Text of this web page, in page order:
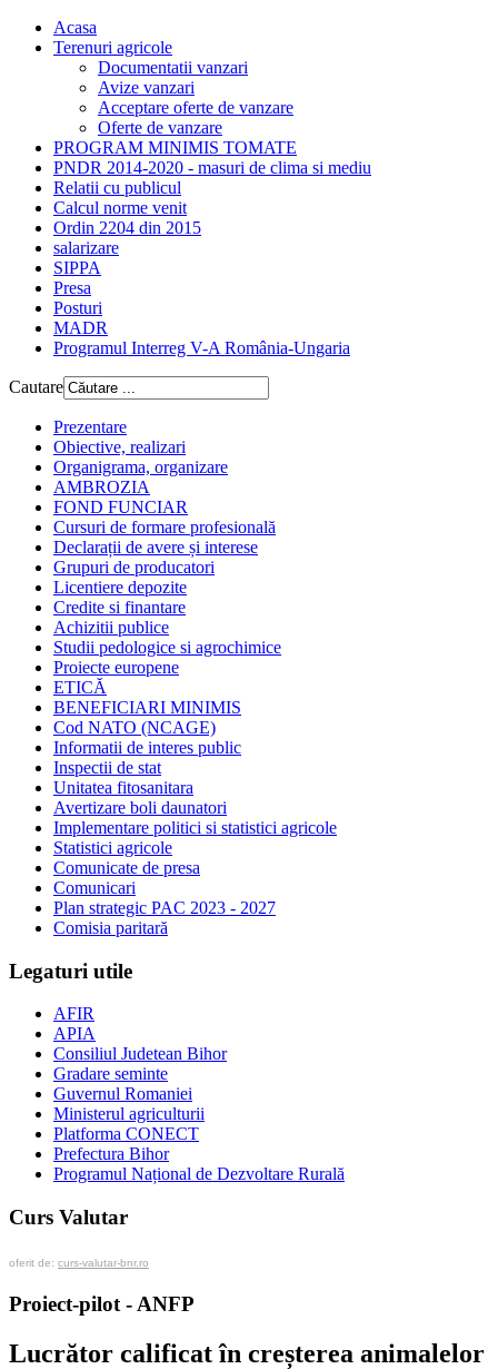
Acasa
Terenuri agricole
Documentatii vanzari
Avize vanzari
Acceptare oferte de vanzare
Oferte de vanzare
PROGRAM MINIMIS TOMATE
PNDR 2014-2020 - masuri de clima si mediu
Relatii cu publicul
Calcul norme venit
Ordin 2204 din 2015
salarizare
SIPPA
Presa
Posturi
MADR
Programul Interreg V-A România-Ungaria
Cautare
Prezentare
Obiective, realizari
Organigrama, organizare
AMBROZIA
FOND FUNCIAR
Cursuri de formare profesională
Declarații de avere și interese
Grupuri de producatori
Licentiere depozite
Credite si finantare
Achizitii publice
Studii pedologice si agrochimice
Proiecte europene
ETICĂ
BENEFICIARI MINIMIS
Cod NATO (NCAGE)
Informatii de interes public
Inspectii de stat
Unitatea fitosanitara
Avertizare boli daunatori
Implementare politici si statistici agricole
Statistici agricole
Comunicate de presa
Comunicari
Plan strategic PAC 2023 - 2027
Comisia paritară
Legaturi utile
AFIR
APIA
Consiliul Judetean Bihor
Gradare seminte
Guvernul Romaniei
Ministerul agriculturii
Platforma CONECT
Prefectura Bihor
Programul Național de Dezvoltare Rurală
Curs Valutar
oferit de: curs-valutar-bnr.ro
Proiect-pilot - ANFP
Lucrător calificat în creșterea animalelor